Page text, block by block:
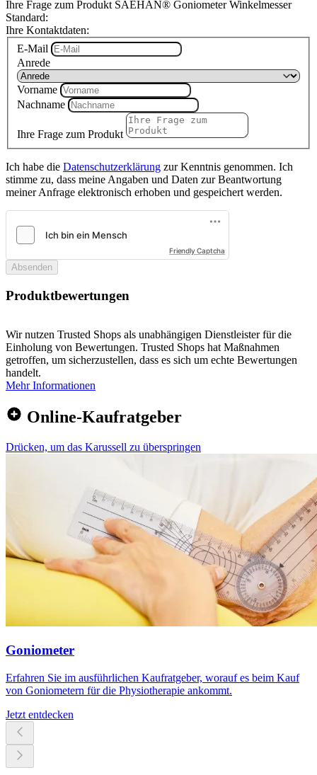
Ihre Frage zum Produkt SAEHAN® Goniometer Winkelmesser
Standard:
Ihre Kontaktdaten:
E-Mail
Anrede
Vorname
Nachname
Ihre Frage zum Produkt
Ich habe die Datenschutzerklärung zur Kenntnis genommen. Ich
stimme zu, dass meine Angaben und Daten zur Beantwortung
meiner Anfrage elektronisch erhoben und gespeichert werden.
Friendly Captcha
Absenden
Produktbewertungen
Wir nutzen Trusted Shops als unabhängigen Dienstleister für die
Einholung von Bewertungen. Trusted Shops hat Maßnahmen
getroffen, um sicherzustellen, dass es sich um echte Bewertungen
handelt.
Mehr Informationen
Online-Kaufratgeber
Drücken, um das Karussell zu überspringen
Goniometer
Erfahren Sie im ausführlichen Kaufratgeber, worauf es beim Kauf
von Goniometern für die Physiotherapie ankommt.
Jetzt entdecken